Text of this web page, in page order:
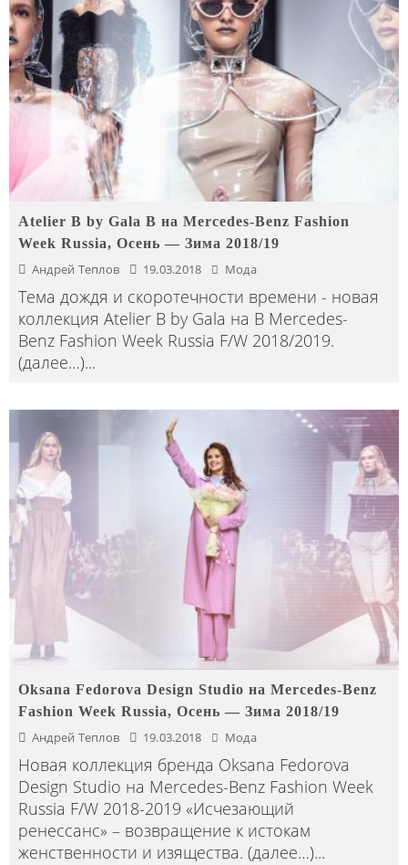
Atelier B by Gala B на Mercedes-Benz Fashion
Week Russia, Осень — Зима 2018/19
Андрей Теплов 19.03.2018 Мода
Тема дождя и скоротечности времени - новая
коллекция Atelier B by Gala на B Mercedes-
Benz Fashion Week Russia F/W 2018/2019.
(далее…)...
Oksana Fedorova Design Studio на Mercedes-Benz
Fashion Week Russia, Осень — Зима 2018/19
Андрей Теплов 19.03.2018 Мода
Новая коллекция бренда Oksana Fedorova
Design Studio на Mercedes-Benz Fashion Week
Russia F/W 2018-2019 «Исчезающий
ренессанс» – возвращение к истокам
женственности и изящества. (далее…)...